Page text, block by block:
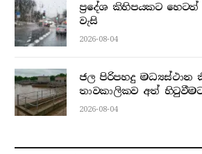
ප්‍රදේශ කිහිපයකට
වැසි
2026-08-04
ජල පිරිපහදු මධ්‍යස්ථාන
තාවකාලිකව අත්
2026-08-04